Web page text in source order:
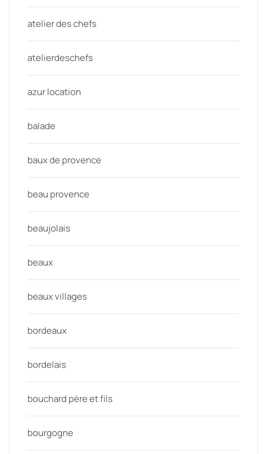
atelier des chefs
atelierdeschefs
azur location
balade
baux de provence
beau provence
beaujolais
beaux
beaux villages
bordeaux
bordelais
bouchard père et fils
bourgogne